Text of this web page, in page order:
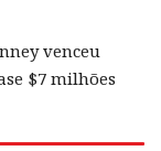
venceu
$7 milhões